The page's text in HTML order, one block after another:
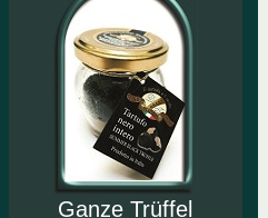
Ganze Trüffel